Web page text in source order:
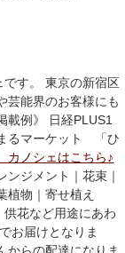
す。 東京の新宿区
芸能界のお客様にも
載例》 日経PLUS1
るマーケット 「ひ
ノシェはこちら♪
ジメント｜花束｜
植物｜寄せ植え
花など用途にあわ
お届けとなりま